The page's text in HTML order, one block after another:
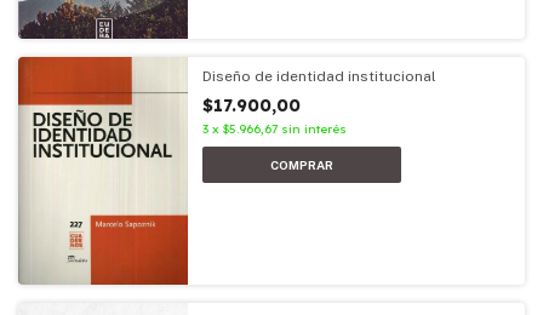
Diseño de identidad institucional
$17.900,00
3 x $5.966,67 sin interés